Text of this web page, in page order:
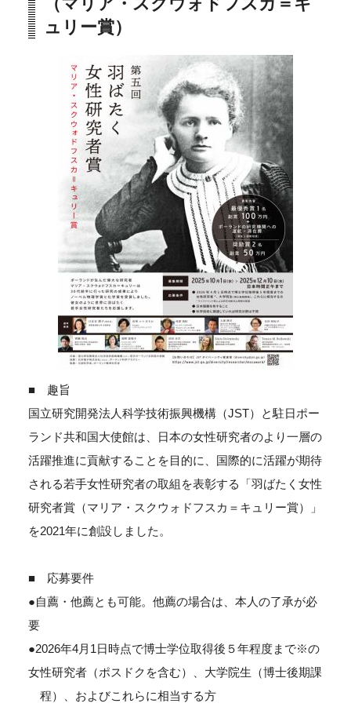
ュリー賞）
■ 趣旨
国立研究開発法人科学技術振興機構（JST）と駐日ポー
ランド共和国大使館は、日本の女性研究者のより一層の
活躍推進に貢献することを目的に、国際的に活躍が期待
される若手女性研究者の取組を表彰する「羽ばたく女性
研究者賞（マリア・スクウォドフスカ＝キュリー賞）」
を2021年に創設しました。
■ 応募要件
●自薦・他薦とも可能。他薦の場合は、本人の了承が必
要
●2026年4月1日時点で博士学位取得後５年程度まで※の
女性研究者（ポスドクを含む）、大学院生（博士後期課
程）、およびこれらに相当する方